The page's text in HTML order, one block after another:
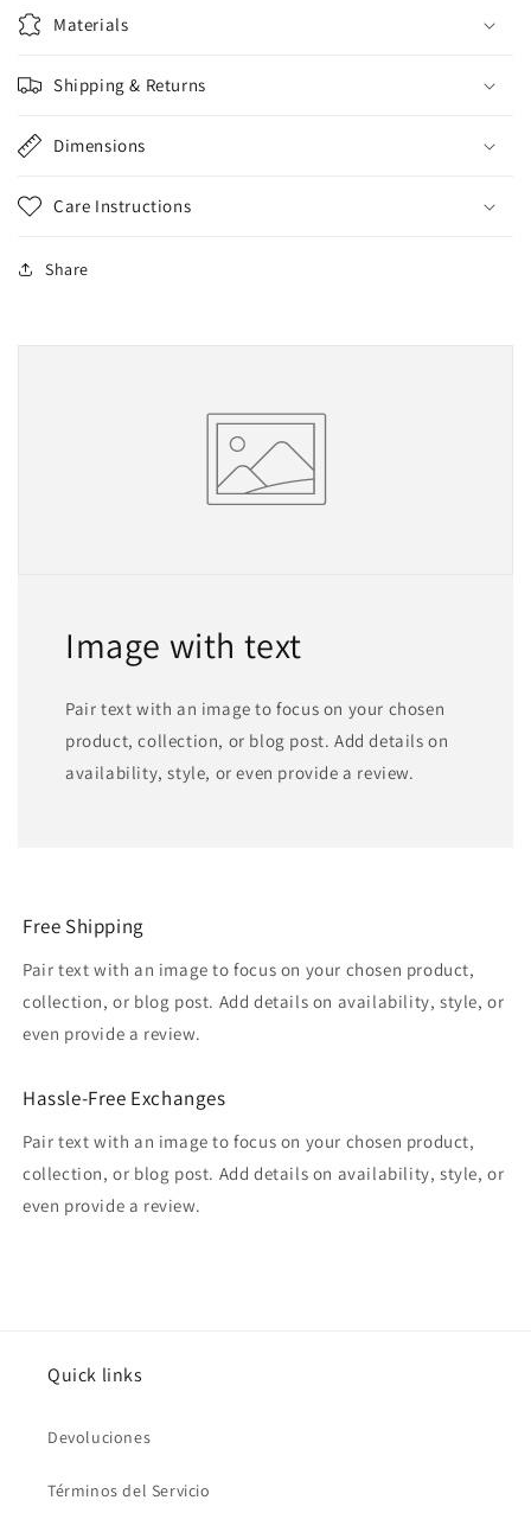
Materials
Shipping & Returns
Dimensions
Care Instructions
Share
Image with text
Pair text with an image to focus on your chosen
product, collection, or blog post. Add details on
availability, style, or even provide a review.
Free Shipping
Pair text with an image to focus on your chosen product,
collection, or blog post. Add details on availability, style, or
even provide a review.
Hassle-Free Exchanges
Pair text with an image to focus on your chosen product,
collection, or blog post. Add details on availability, style, or
even provide a review.
Quick links
Devoluciones
Términos del Servicio